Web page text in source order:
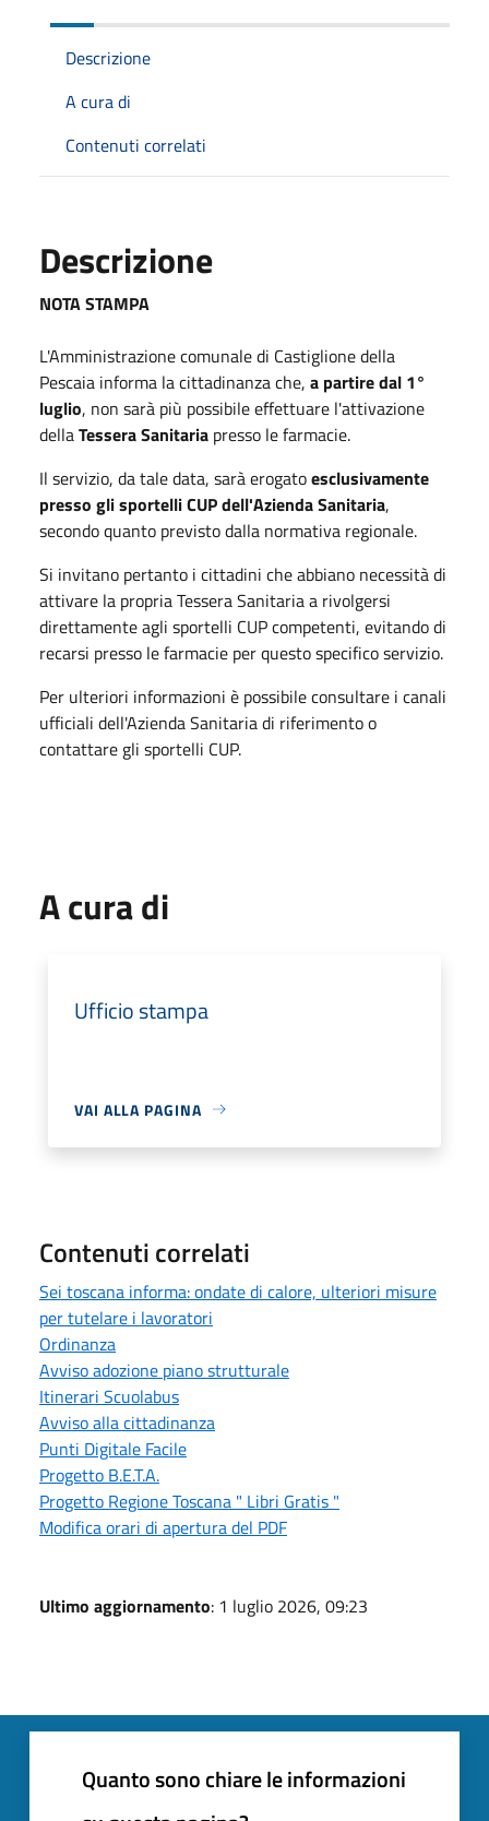
Descrizione
A cura di
Contenuti correlati
Descrizione
NOTA STAMPA
L'Amministrazione comunale di Castiglione della
Pescaia informa la cittadinanza che, a partire dal 1°
luglio, non sarà più possibile effettuare l'attivazione
dellaTessera Sanitaria presso le farmacie.
Il servizio, da tale data, sarà erogatoesclusivamente
presso gli sportelli CUP dell'Azienda Sanitaria,
secondo quanto previsto dalla normativa regionale.
Si invitano pertanto i cittadini che abbiano necessità di
attivare la propria Tessera Sanitaria a rivolgersi
direttamente agli sportelli CUP competenti, evitando di
recarsi presso le farmacie per questo specifico servizio.
Per ulteriori informazioni è possibile consultare i canali
ufficiali dell'Azienda Sanitaria di riferimento o
contattare gli sportelli CUP.
A cura di
Ufficio stampa
VAI ALLA PAGINA
Contenuti correlati
Sei toscana informa: ondate di calore, ulteriori misure
per tutelare i lavoratori
Ordinanza
Avviso adozione piano strutturale
Itinerari Scuolabus
Avviso alla cittadinanza
Punti Digitale Facile
Progetto B.E.T.A.
Progetto Regione Toscana " Libri Gratis "
Modifica orari di apertura del PDF
Ultimo aggiornamento: 1 luglio 2026, 09:23
Quanto sono chiare le informazioni